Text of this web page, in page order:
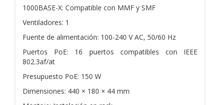
1000BASE-X: Compatible con MMF y SMF
Ventiladores: 1
Fuente de alimentación: 100-240 V AC, 50/60 Hz
Puertos PoE: 16 puertos compatibles con IEEE
802.3af/at
Presupuesto PoE: 150 W
Dimensiones: 440 × 180 × 44 mm